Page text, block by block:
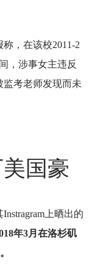
，在该校2011-2
，涉事女主违反
考老师发现而未
国豪
上晒出的
年3月在洛杉矶